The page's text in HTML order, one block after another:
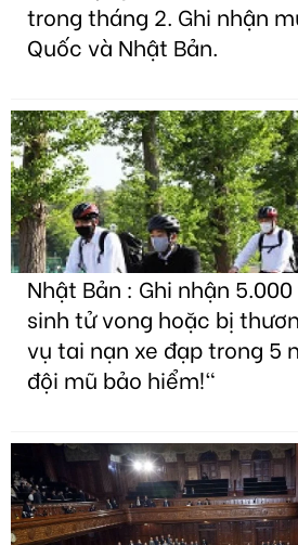
trong tháng 2. Ghi nhận
Quốc và Nhật Bản.
Nhật Bản : Ghi nhận
sinh tử vong hoặc bị
vụ tai nạn xe đạp trong 5
đội mũ bảo hiểm!"